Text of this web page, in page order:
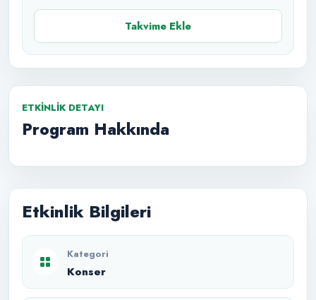
Takvime Ekle
ETKINLIK DETAYI
Program Hakkında
Etkinlik Bilgileri
Kategori
Konser